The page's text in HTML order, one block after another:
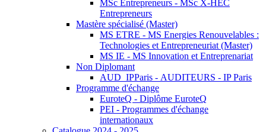
MSc Entrepreneurs - MSc X-HEC
Entrepreneurs
Mastère spécialisé (Master)
MS ETRE - MS Energies Renouvelables :
Technologies et Entrepreneuriat (Master)
MS IE - MS Innovation et Entreprenariat
Non Diplomant
AUD_IPParis - AUDITEURS - IP Paris
Programme d'échange
EuroteQ - Diplôme EuroteQ
PEI - Programmes d'échange
internationaux